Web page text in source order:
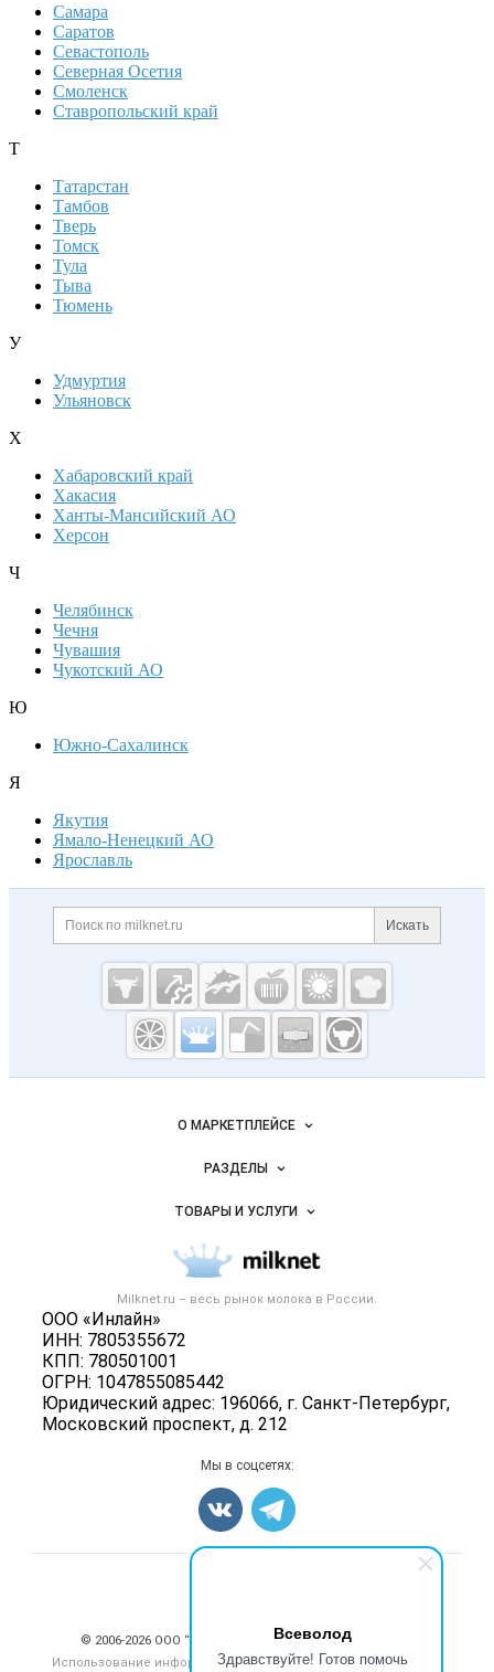
Всеволод
Здравствуйте! Готов помочь
Самара
Саратов
Севастополь
Северная Осетия
Смоленск
Ставропольский край
Т
Татарстан
Тамбов
Тверь
Томск
Тула
Тыва
Тюмень
У
Удмуртия
Ульяновск
Х
Хабаровский край
Хакасия
Ханты-Мансийский АО
Херсон
Ч
Челябинск
Чечня
Чувашия
Чукотский АО
Ю
Южно-Сахалинск
Я
Якутия
Ямало-Ненецкий АО
Ярославль
Дополнительная информация
Поиск по сайту и
Искать
Cсылки на полезные проекты
Молочная
промышленность
Milknet.ru
Важные разделы и контакты
Milknet.ru – весь рынок молока в России.
ООО «Инлайн»
ИНН: 7805355672
КПП: 780501001
ОГРН: 1047855085442
Юридический адрес: 196066, г. Санкт-Петербург,
Московский проспект, д. 212
Навигация по сайтуО МАРКЕТПЛЕЙСЕ
Новости Milknet.ru
Размещение рекламы
Публичная оферта
Контактная информация
Политика обработки персональных данных
РАЗДЕЛЫ
Объявления
Новости рынка
ТОВАРЫ И УСЛУГИ
Молочная продукция
Вторичное сырье
Оборудование
Карта объявлений
Мы в соцсетях:
© 2006‑2026 ООО “Инлайн”. 12+ Все права защищены.
Использование информации, размещенной на данном сайте,